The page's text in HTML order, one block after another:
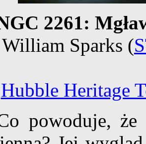
2261:
William Sparks (
Hubble Heritage
powoduje, że